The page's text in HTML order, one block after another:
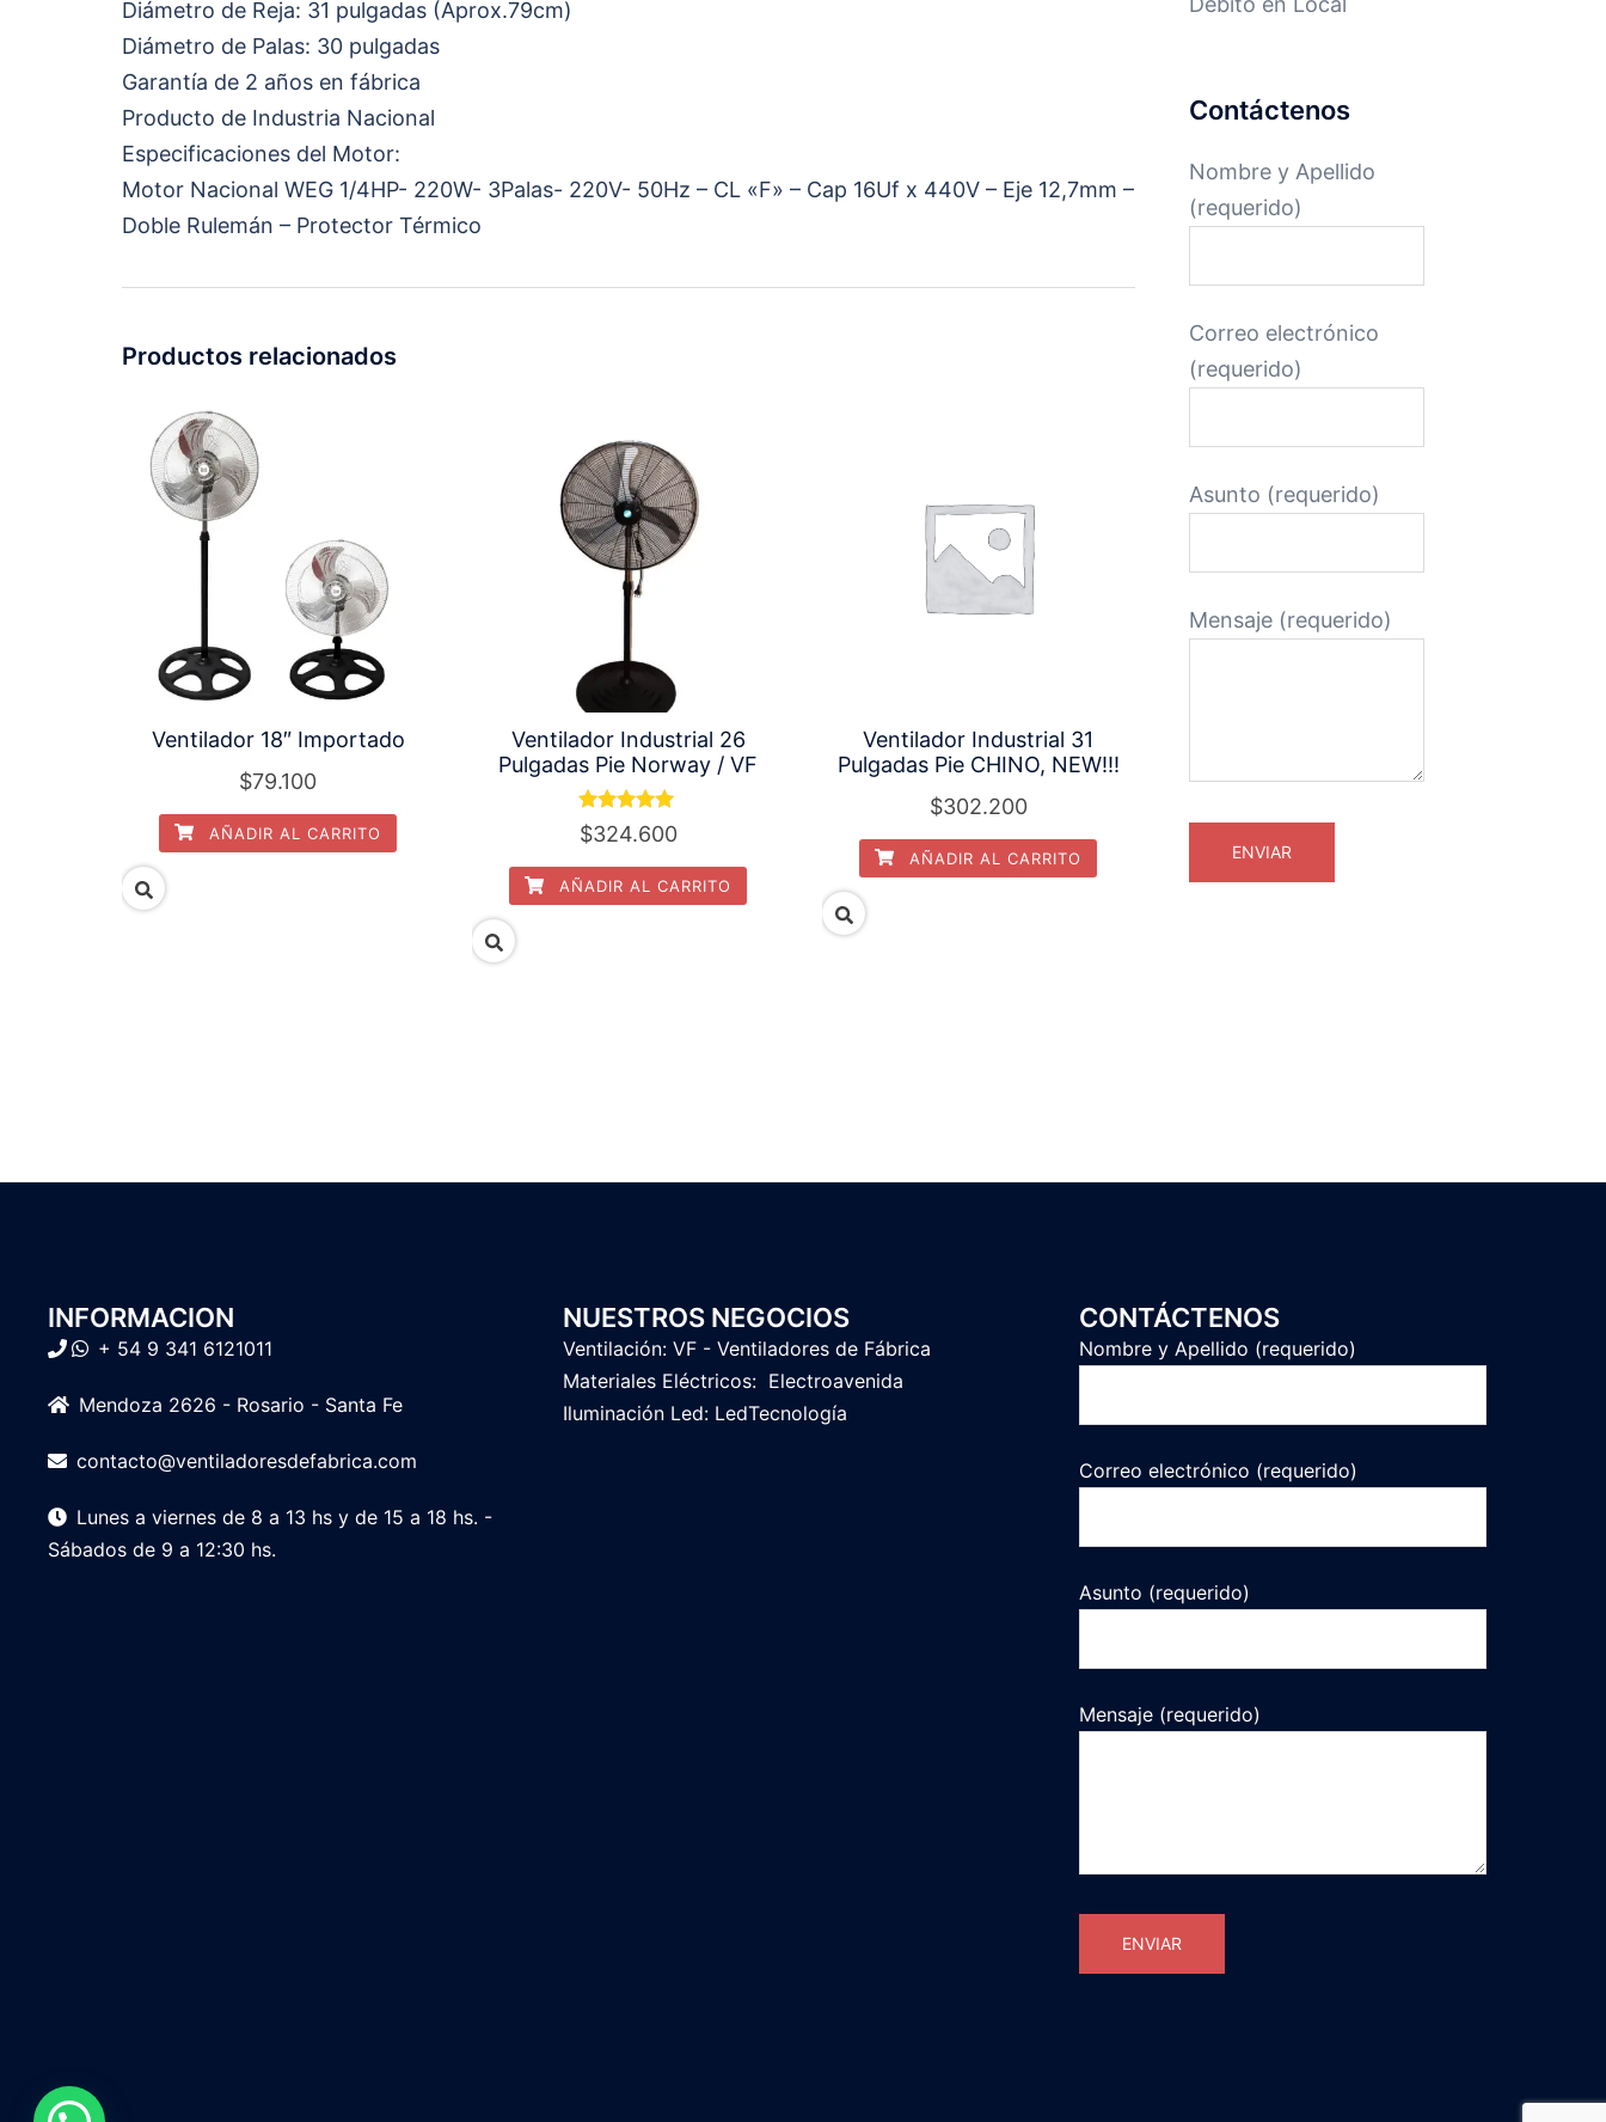
Diámetro de Reja: 31 pulgadas (Aprox.79cm)
Diámetro de Palas: 30 pulgadas
Garantía de 2 años en fábrica
Producto de Industria Nacional
Especificaciones del Motor:
Motor Nacional WEG 1/4HP- 220W- 3Palas- 220V- 50Hz – CL «F» – Cap 16Uf x 440V – Eje 12,7mm –
Doble Rulemán – Protector Térmico
Productos relacionados
Ventilador 18″ Importado
$79.100
AÑADIR AL CARRITO
Ventilador Industrial 26
Pulgadas Pie Norway / VF
Valorado
con
de 5
$324.600
AÑADIR AL CARRITO
Ventilador Industrial 31
Pulgadas Pie CHINO, NEW!!!
$302.200
AÑADIR AL CARRITO
Contáctenos
Nombre y Apellido
(requerido)
Correo electrónico
(requerido)
Asunto (requerido)
Mensaje (requerido)
INFORMACION
+ 54 9 341 6121011
Mendoza 2626 - Rosario - Santa Fe
contacto@ventiladoresdefabrica.com
Lunes a viernes de 8 a 13 hs y de 15 a 18 hs. -
Sábados de 9 a 12:30 hs.
NUESTROS NEGOCIOS
Ventilación:VF - Ventiladores de Fábrica
Materiales Eléctricos: Electroavenida
Iluminación Led: LedTecnología
CONTÁCTENOS
Nombre y Apellido (requerido)
Correo electrónico (requerido)
Asunto (requerido)
Mensaje (requerido)